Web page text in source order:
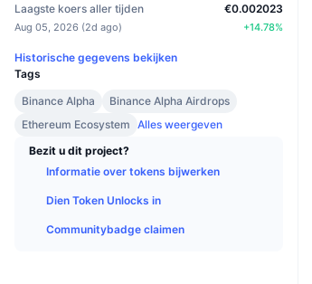
Laagste koers aller tijden
Aug 05, 2026 (2d ago)
€0.002023
+14.78%
Historische gegevens bekijken
Tags
Binance Alpha
Binance Alpha Airdrops
Ethereum Ecosystem Alles weergeven
Bezit u dit project?
Informatie over tokens bijwerken
Dien Token Unlocks in
Communitybadge claimen